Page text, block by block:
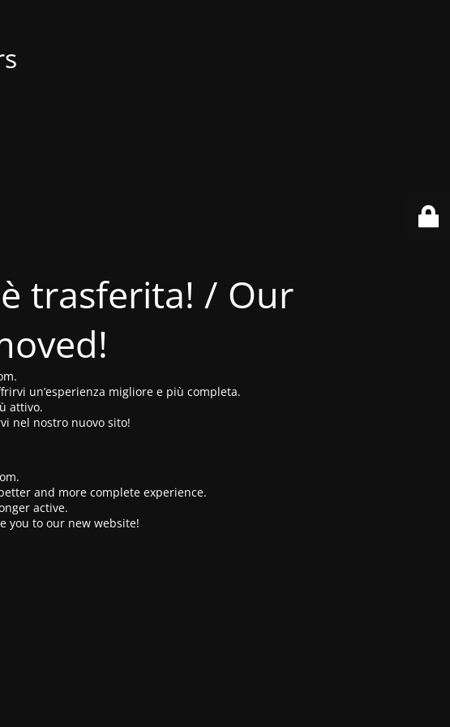
trasferita! / Our
un’esperienza migliore e più completa.
attivo.
nel nostro nuovo sito!
and more complete experience.
active.
you to our new website!